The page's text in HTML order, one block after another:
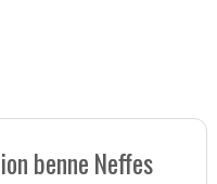
benne Neffes